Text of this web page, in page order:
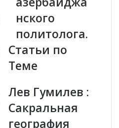
и
з
е
с
н
г
а
з
нского
политолога.
Статьи по
Теме
Лев Гумилев :
Сакральная
география